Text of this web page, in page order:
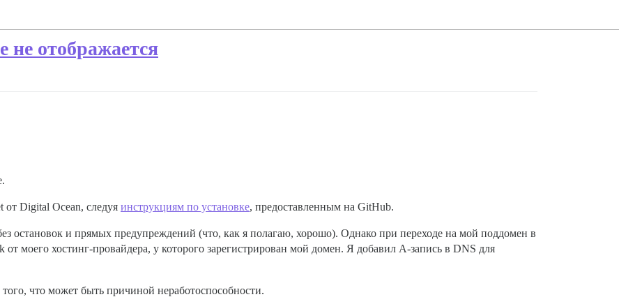
не отображается
от Digital Ocean, следуя инструкциям по установке, предоставленным на GitHub.
остановок и прямых предупреждений (что, как я полагаю, хорошо). Однако при переходе на мой поддомен в
от моего хостинг-провайдера, у которого зарегистрирован мой домен. Я добавил A-запись в DNS для
что может быть причиной неработоспособности.